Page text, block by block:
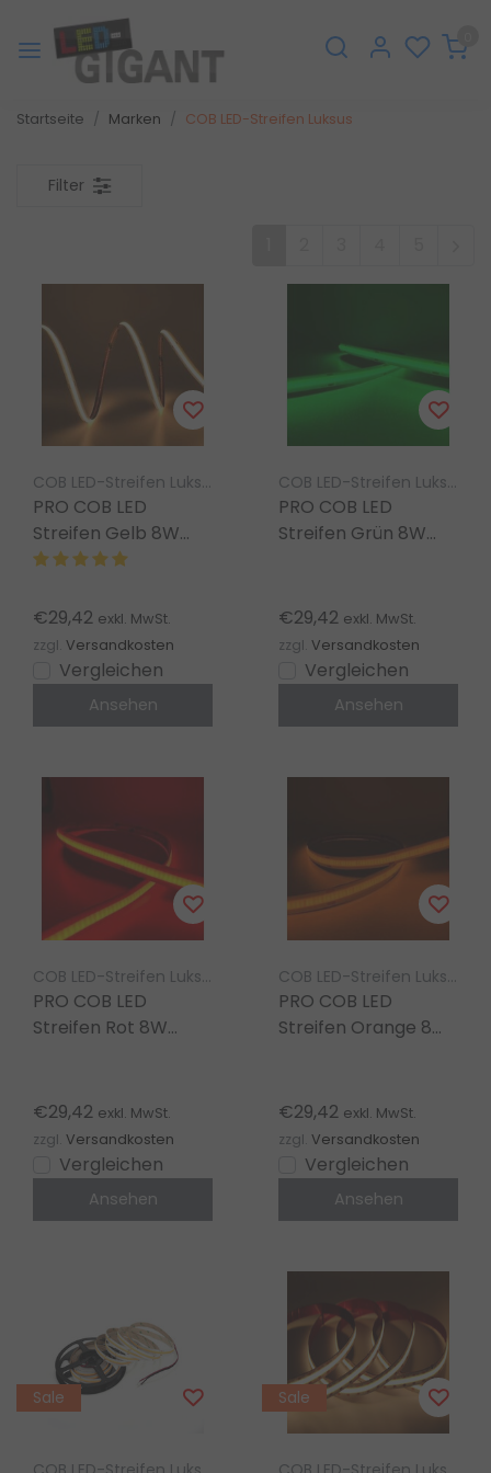
Startseite Marken COB LED-Streifen Luksus
Filter
COB LED-Streifen Luksus
PRO COB LED
Streifen Gelb 8W
1050LM 480 LEDs/m
€29,42 exkl. MwSt.
zzgl. Versandkosten
Vergleichen
Ansehen
COB LED-Streifen Luksus
PRO COB LED
Streifen Grün 8W
€29,42 exkl. MwSt.
zzgl. Versandkosten
Vergleichen
Ansehen
COB LED-Streifen Luksus
PRO COB LED
Streifen Rot 8W
€29,42 exkl. MwSt.
zzgl. Versandkosten
Vergleichen
Ansehen
COB LED-Streifen Luksus
PRO COB LED
Streifen Orange 8W
€29,42 exkl. MwSt.
zzgl. Versandkosten
Vergleichen
Ansehen
Sale Sale